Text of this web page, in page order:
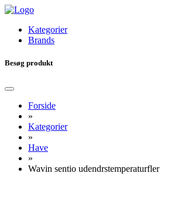
Kategorier
Brands
Besøg produkt
Forside
»
Kategorier
»
Have
»
Wavin sentio udendrstemperaturfler